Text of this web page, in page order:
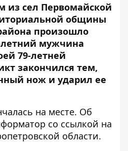
из сел Первомайской
общины
произошло
летний мужчина
79-летней
закончился тем,
нож и ударил ее
на месте. Об
со ссылкой на
области.